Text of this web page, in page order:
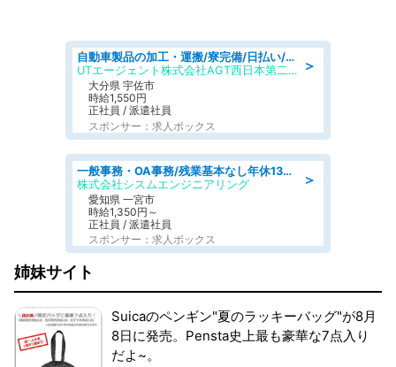
＞
自動車製品の加工・運搬/寮完備/日払い/工場・製造
UTエージェント株式会社AGT西日本第二CU
大分県 宇佐市
時給1,550円
正社員 / 派遣社員
スポンサー：求人ボックス
＞
一般事務・OA事務/残業基本なし年休130日社保完備の一般・調達事務
株式会社シスムエンジニアリング
愛知県 一宮市
時給1,350円～
正社員 / 派遣社員
スポンサー：求人ボックス
姉妹サイト
Suicaのペンギン"夏のラッキーバッグ"が8月
8日に発売。Pensta史上最も豪華な7点入り
だよ~。